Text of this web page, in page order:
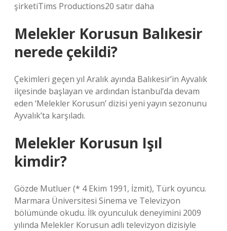
şirketiTims Productions20 satır daha
Melekler Korusun Balıkesir
nerede çekildi?
Çekimleri geçen yıl Aralık ayında Balıkesir’in Ayvalık
ilçesinde başlayan ve ardından İstanbul’da devam
eden ‘Melekler Korusun’ dizisi yeni yayın sezonunu
Ayvalık’ta karşıladı.
Melekler Korusun Işıl
kimdir?
Gözde Mutluer (* 4 Ekim 1991, İzmit), Türk oyuncu.
Marmara Üniversitesi Sinema ve Televizyon
bölümünde okudu. İlk oyunculuk deneyimini 2009
yılında Melekler Korusun adlı televizyon dizisiyle